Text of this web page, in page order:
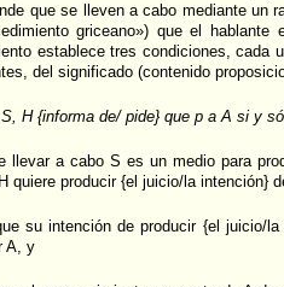
que se lleven a cabo mediante un
griceano») que el
establece tres condiciones, cada
del significado (contenido
H {informa de/ pide} que p a A si y
llevar a cabo S es un medio para
quiere producir {el juicio/la intención}
su intención de producir {el juicio/
A, y